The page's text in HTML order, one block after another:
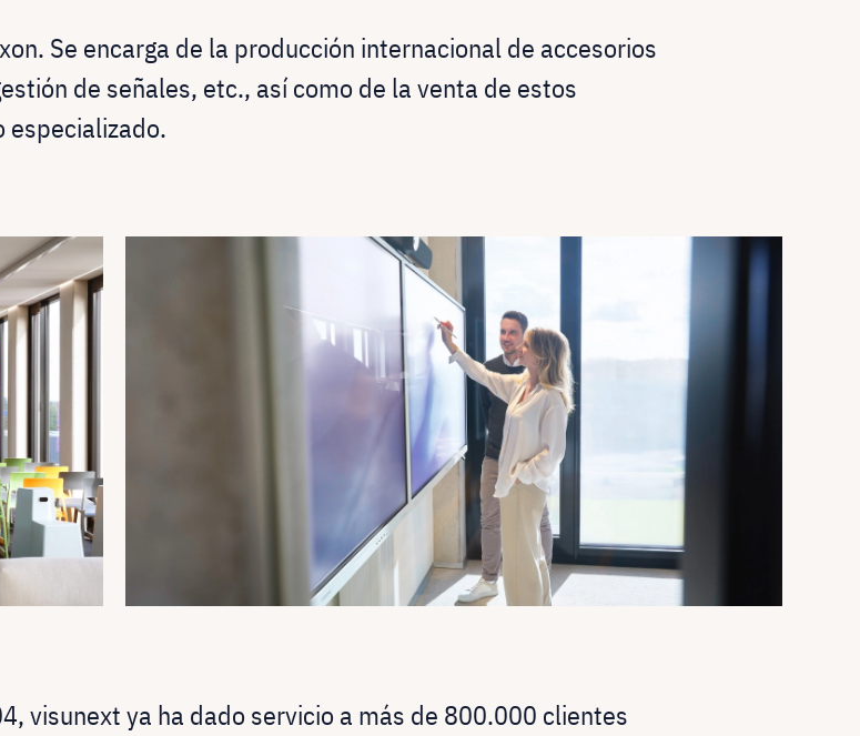
Se encarga de la producción internacional de accesorios
de señales, etc., así como de la venta de estos
especializado.
visunext ya ha dado servicio a más de 800.000 clientes